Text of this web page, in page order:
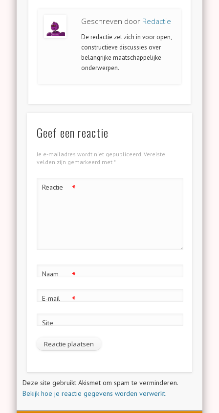
Geschreven door Redactie
De redactie zet zich in voor open,
constructieve discussies over
belangrijke maatschappelijke
onderwerpen.
Geef een reactie
Je e-mailadres wordt niet gepubliceerd. Vereiste
velden zijn gemarkeerd met *
Reactie *
Naam *
E-mail *
Site
Deze site gebruikt Akismet om spam te verminderen.
Bekijk hoe je reactie gegevens worden verwerkt.